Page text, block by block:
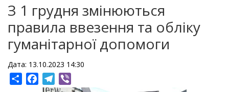
З 1 грудня змінюються
правила ввезення та обліку
гуманітарної допомоги
Дата: 13.10.2023 14:30
ShareFacebookTelegram